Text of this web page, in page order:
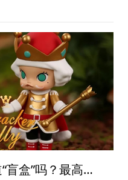
盒”吗？最高可